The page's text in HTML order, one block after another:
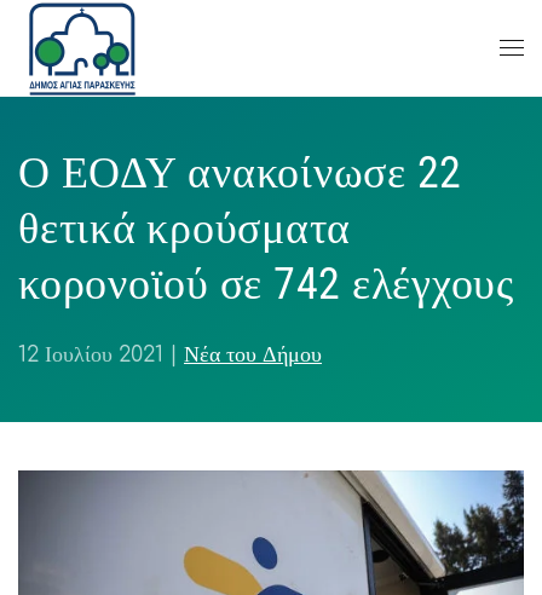
Ο ΕΟΔΥ ανακοίνωσε 22
θετικά κρούσματα
κορονοϊού σε 742 ελέγχους
12 Ιουλίου 2021 Νέα του Δήμου